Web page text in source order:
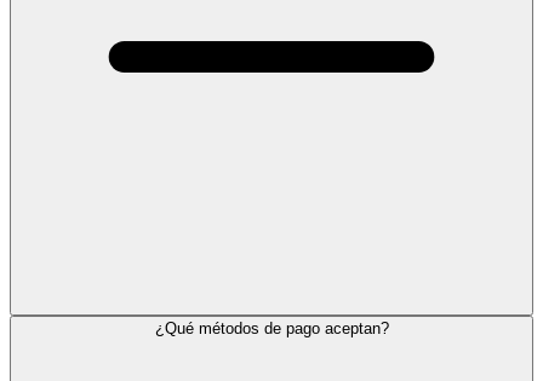
¿Qué métodos de pago aceptan?